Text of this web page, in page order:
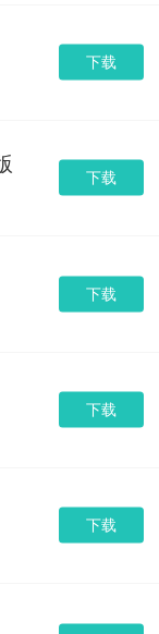
下载
下载
下载
下载
下载